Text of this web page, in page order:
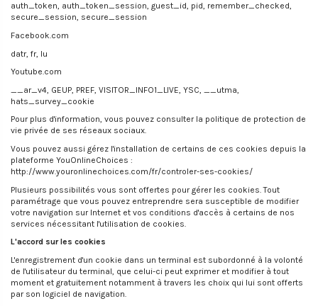
auth_token, auth_token_session, guest_id, pid, remember_checked,
secure_session, secure_session
Facebook.com
datr, fr, lu
Youtube.com
__ar_v4, GEUP, PREF, VISITOR_INFO1_LIVE, YSC, __utma,
hats_survey_cookie
Pour plus d'information, vous pouvez consulter la politique de protection de
vie privée de ses réseaux sociaux.
Vous pouvez aussi gérez l'installation de certains de ces cookies depuis la
plateforme YouOnlineChoices :
http://www.youronlinechoices.com/fr/controler-ses-cookies/
Plusieurs possibilités vous sont offertes pour gérer les cookies. Tout
paramétrage que vous pouvez entreprendre sera susceptible de modifier
votre navigation sur Internet et vos conditions d'accès à certains de nos
services nécessitant l'utilisation de cookies.
L'accord sur les cookies
L'enregistrement d'un cookie dans un terminal est subordonné à la volonté
de l'utilisateur du terminal, que celui-ci peut exprimer et modifier à tout
moment et gratuitement notamment à travers les choix qui lui sont offerts
par son logiciel de navigation.